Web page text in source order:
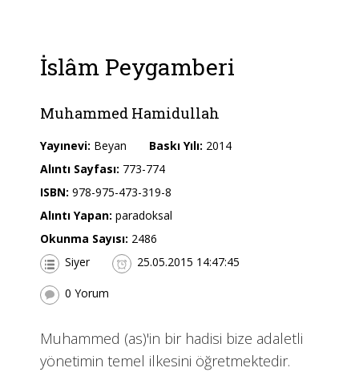
İslâm Peygamberi
Muhammed Hamidullah
Yayınevi: Beyan Baskı Yılı: 2014
Alıntı Sayfası: 773-774
ISBN: 978-975-473-319-8
Alıntı Yapan: paradoksal
Okunma Sayısı: 2486
Siyer
25.05.2015 14:47:45
0 Yorum
Muhammed (as)'in bir hadisi bize adaletli
yönetimin temel ilkesini öğretmektedir.